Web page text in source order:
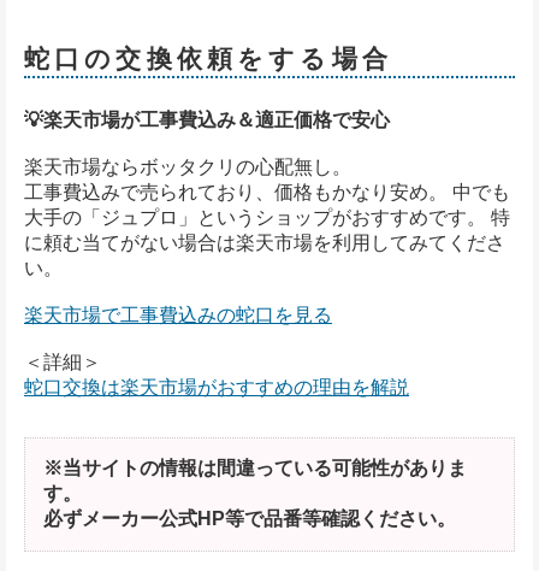
蛇口の交換依頼をする場合
💡楽天市場が工事費込み＆適正価格で安心
楽天市場ならボッタクリの心配無し。
工事費込みで売られており、価格もかなり安め。 中でも
大手の「ジュプロ」というショップがおすすめです。 特
に頼む当てがない場合は楽天市場を利用してみてくださ
い。
楽天市場で工事費込みの蛇口を見る
＜詳細＞
蛇口交換は楽天市場がおすすめの理由を解説
※当サイトの情報は間違っている可能性がありま
す。
必ずメーカー公式HP等で品番等確認ください。